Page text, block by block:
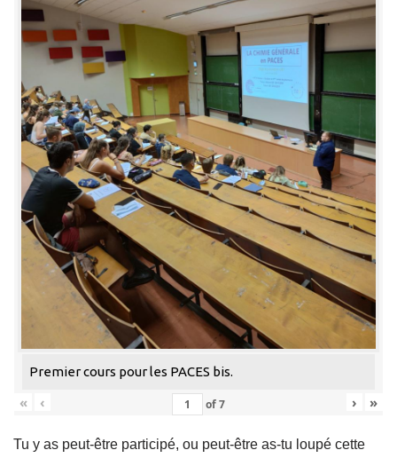
Premier cours pour les PACES bis.
« ‹ of7 › »
Tu y as peut-être participé, ou peut-être as-tu loupé cette